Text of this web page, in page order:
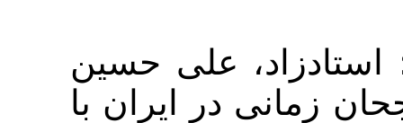
علی حسین
در ایران با